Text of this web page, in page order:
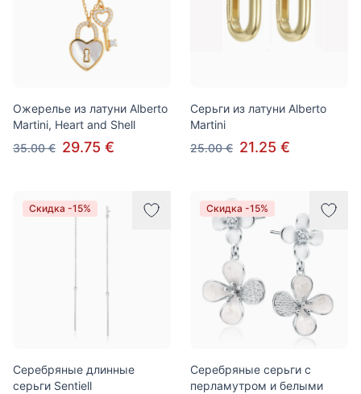
Ожерелье из латуни Alberto
Martini, Heart and Shell
35.00 € 29.75 €
Серьги из латуни Alberto
Martini
25.00 € 21.25 €
Скидка -15%
Серебряные длинные
серьги Sentiell
Скидка -15%
Серебряные серьги с
перламутром и белыми